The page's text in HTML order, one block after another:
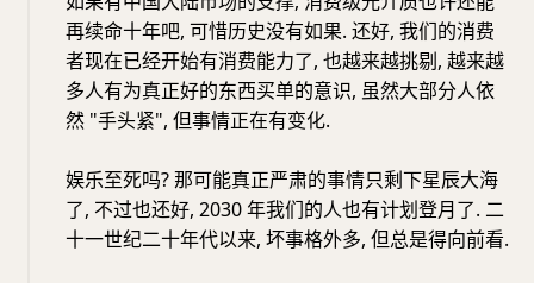
再续命十年吧, 可惜历史没有如果. 还好, 我们的消费
者现在已经开始有消费能力了, 也越来越挑剔, 越来越
多人有为真正好的东西买单的意识, 虽然大部分人依
然 "手头紧", 但事情正在有变化.
娱乐至死吗? 那可能真正严肃的事情只剩下星辰大海
了, 不过也还好, 2030 年我们的人也有计划登月了. 二
十一世纪二十年代以来, 坏事格外多, 但总是得向前看.